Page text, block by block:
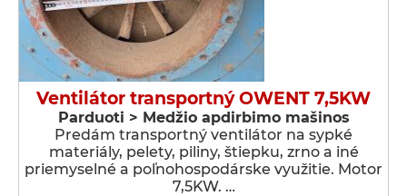
Ventilátor transportný OWENT 7,5KW
Parduoti > Medžio apdirbimo mašinos
Predám transportný ventilátor na sypké
materiály, pelety, piliny, štiepku, zrno a iné
priemyselné a poľnohospodárske využitie. Motor
7,5KW. …